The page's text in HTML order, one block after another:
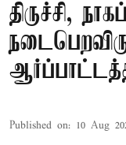
திருச்சி,
Published on: 10 Aug